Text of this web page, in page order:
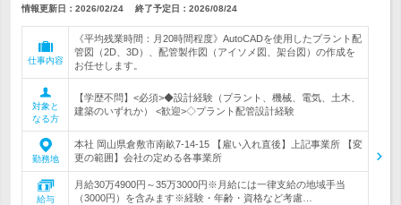
情報更新日：2026/02/24 終了予定日： 2026/08/24
仕事内容
《平均残業時間：月20時間程度》AutoCADを使用したプラント配
管図（2D、3D）、配管製作図（アイソメ図、架台図）の作成を
お任せします。
対象と
なる方
【学歴不問】<必須>◆設計経験（プラント、機械、電気、土木、
建築のいずれか） <歓迎>◇プラント配管設計経験
勤務地
本社 岡山県倉敷市南畝7-14-15 【雇い入れ直後】上記事業所 【変
更の範囲】会社の定める各事業所
給与
月給30万4900円～35万3000円※月給には一律支給の地域手当
（3000円）を含みます※経験・年齢・資格など考慮…